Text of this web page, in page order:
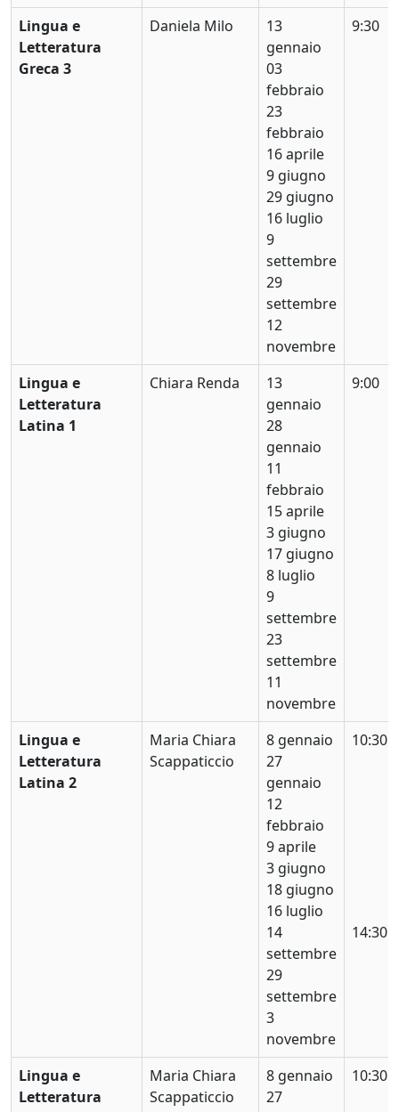
Lingua e
Letteratura
Greca 3
Daniela Milo
13
gennaio
03
febbraio
23
febbraio
16 aprile
9 giugno
29 giugno
16 luglio
9
settembre
29
settembre
12
novembre
9:30
Lingua e
Letteratura
Latina 1
Chiara Renda
13
gennaio
28
gennaio
11
febbraio
15 aprile
3 giugno
17 giugno
8 luglio
9
settembre
23
settembre
11
novembre
9:00
Lingua e
Letteratura
Latina 2
Maria Chiara
Scappaticcio
8 gennaio
27
gennaio
12
febbraio
9 aprile
3 giugno
18 giugno
16 luglio
14
settembre
29
settembre
3
novembre
10:30
14:30
Lingua e
Letteratura
Maria Chiara
Scappaticcio
8 gennaio
27
10:30